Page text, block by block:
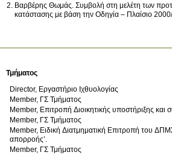
Βαρβέρης Θωμάς Συμβολή στη μελέτη των
κατάστασης με βάση την Οδηγία – Πλαίσιο
Τμήματος
Director, Εργαστήριο Ιχθυολογίας
Member, ΓΣ Τμήματος
Member, Επιτροπή Διοικητικής υποστήριξης και
Member, ΓΣ Τμήματος
Member, Ειδική Διατμηματική Επιτροπή του
απορροής’.
Member, ΓΣ Τμήματος